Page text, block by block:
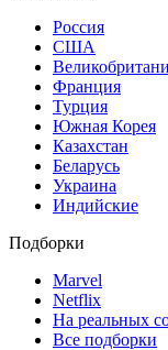
Россия
США
Франция
Турция
Южная Корея
Казахстан
Беларусь
Украина
Индийские
Подборки
Marvel
Netflix
На реальных
Все подборки